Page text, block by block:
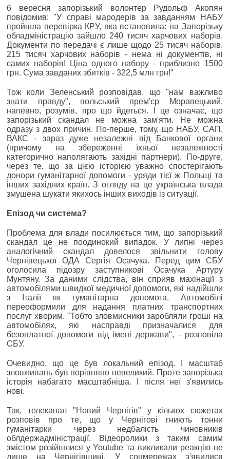
6 вересня запорізький волонтер Рудольф Акопян
повідомив: "У справі мародерів за завданням НАБУ
пройшла перевірка КРУ, яка встановила: на Запорізьку
обладміністрацію зайшло 240 тисяч харчових наборів.
Документи по передачі є лише щодо 25 тисяч наборів.
215 тисяч харчових наборів - нема ні документів, ні
самих наборів! Ціна одного набору - приблизно 1500
грн. Сума завданих збитків - 322,5 млн грн!"
Тож коли Зеленський розповідав, що "нам важливо
знати правду", польський прем'єр Моравецький,
напевно, розумів, про що йдеться. І це означає, що
запорізький скандал не можна зам'яти. Не можна
одразу з двох причин. По-перше, тому, що НАБУ, САП,
ВАКС - зараз дуже незалежні від Банкової органи
(причому на збереженні їхньої незалежності
категорично наполягають західні партнери). По-друге,
через те, що за цією історією уважно спостерігають
донори гуманітарної допомоги - уряди тієї ж Польщі та
інших західних країн. З огляду на це українська влада
змушена шукати якихось інших виходів із ситуації.
Епізод чи система?
Проблема для влади посилюється тим, що запорізький
скандал це не поодинокий випадок. У липні через
аналогічний скандал довелося звільнити голову
Чернівецької ОДА Сергія Осачука. Перед цим СБУ
оголосила підозру заступникові Осачука Артуру
Мунтяну. За даними слідства, він сприяв махінації з
автомобілями швидкої медичної допомоги, які надійшли
з Італії як гуманітарна допомога. Автомобілі
переоформили для надання платних транспортних
послуг хворим. "Тобто зловмисники заробляли гроші на
автомобілях, які насправді призначалися для
безоплатної допомоги від імені держави", - розповіла
СБУ.
Очевидно, що це був локальний епізод. І масштаб
зловживань був порівняно невеликий. Проте запорізька
історія набагато масштабніша. І після неї з'явились
нові.
Так, телеканал "Новий Чернігів" у кількох сюжетах
розповів про те, що у Чернігові гниють тонни
гуманітарки через недбалість чиновників
облдержадміністрації. Відеоролики з таким самим
змістом розійшлися у Youtube та викликали реакцію не
лише на Чернігівщині. У соцмережах з'явилися